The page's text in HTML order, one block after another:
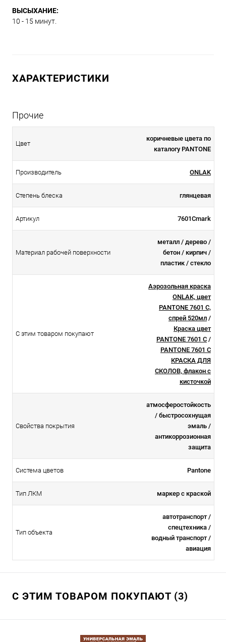
ВЫСЫХАНИЕ:
10 - 15 минут.
ХАРАКТЕРИСТИКИ
Прочие
Цвет
коричневые цвета по
каталогу PANTONE
Производитель ONLAK
Степень блеска глянцевая
Артикул 7601Cmark
Материал рабочей поверхности
металл / дерево /
бетон / кирпич /
пластик / стекло
С этим товаром покупают
Аэрозольная краска
ONLAK, цвет
PANTONE 7601 C,
спрей 520мл /
Краска цвет
PANTONE 7601 C /
PANTONE 7601 C
КРАСКА ДЛЯ
СКОЛОВ, флакон с
кисточкой
Свойства покрытия
атмосферостойкоcть
/ быстросохнущая
эмаль /
антикоррозионная
защита
Система цветов Pantone
Тип ЛКМ маркер с краской
Тип объекта
автотранспорт /
спецтехника /
водный транспорт /
авиация
С ЭТИМ ТОВАРОМ ПОКУПАЮТ (3)